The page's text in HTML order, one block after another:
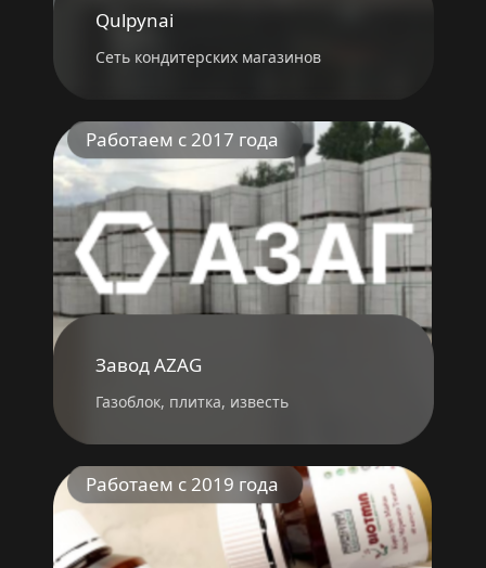
Работаем с 2019 года
Газоблок, плитка, известь
Завод AZAG
Работаем с 2017 года
Сеть кондитерских магазинов
Qulpynai